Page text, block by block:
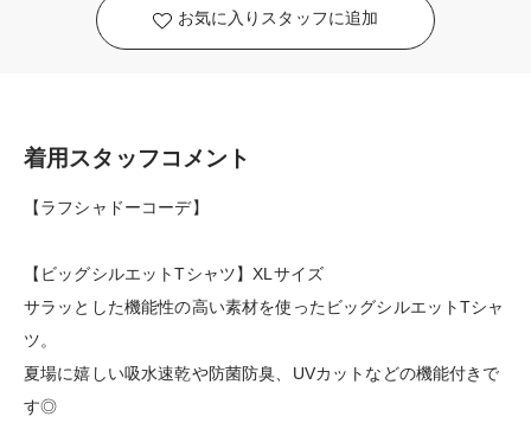
お気に入りスタッフに追加
着用スタッフコメント
【ラフシャドーコーデ】
【ビッグシルエットTシャツ】XLサイズ
サラッとした機能性の高い素材を使ったビッグシルエットTシャ
ツ。
夏場に嬉しい吸水速乾や防菌防臭、UVカットなどの機能付きで
す◎